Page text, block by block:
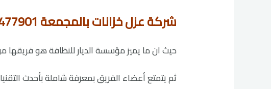
شركة عزل خزانات بالمجمعة 0534477901
حيث ان ما يميز مؤسسة الديار للنظافة هو فريقها
ثم يتمتع أعضاء الفريق بمعرفة شاملة بأحدث